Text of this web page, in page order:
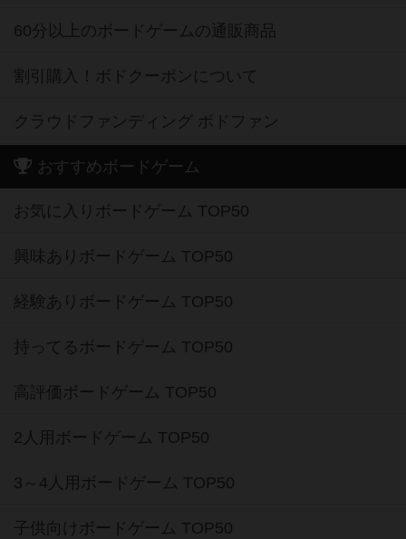
60分以上のボードゲームの通販商品
割引購入！ボドクーポンについて
クラウドファンディング ボドファン
おすすめボードゲーム
お気に入りボードゲーム TOP50
興味ありボードゲーム TOP50
経験ありボードゲーム TOP50
持ってるボードゲーム TOP50
高評価ボードゲーム TOP50
2人用ボードゲーム TOP50
3～4人用ボードゲーム TOP50
子供向けボードゲーム TOP50